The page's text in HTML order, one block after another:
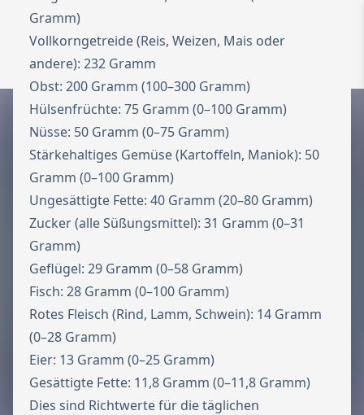
Zur Startseite
Switch to
Gramm)
Vollkorngetreide (Reis, Weizen, Mais oder
andere): 232 Gramm
Obst: 200 Gramm (100–300 Gramm)
Hülsenfrüchte: 75 Gramm (0–100 Gramm)
Nüsse: 50 Gramm (0–75 Gramm)
Stärkehaltiges Gemüse (Kartoffeln, Maniok): 50
Gramm (0–100 Gramm)
Ungesättigte Fette: 40 Gramm (20–80 Gramm)
Zucker (alle Süßungsmittel): 31 Gramm (0–31
Gramm)
Geflügel: 29 Gramm (0–58 Gramm)
Fisch: 28 Gramm (0–100 Gramm)
Rotes Fleisch (Rind, Lamm, Schwein): 14 Gramm
(0–28 Gramm)
Eier: 13 Gramm (0–25 Gramm)
Gesättigte Fette: 11,8 Gramm (0–11,8 Gramm)
Dies sind Richtwerte für die täglichen